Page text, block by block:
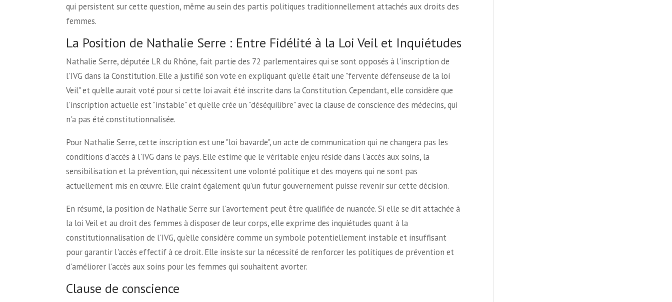
qui persistent sur cette question, même au sein des partis politiques traditionnellement attachés aux droits des
femmes.
La Position de Nathalie Serre : Entre Fidélité à la Loi Veil et Inquiétudes
Nathalie Serre, députée LR du Rhône, fait partie des 72 parlementaires qui se sont opposés à l'inscription de
l'IVG dans la Constitution. Elle a justifié son vote en expliquant qu'elle était une "fervente défenseuse de la loi
Veil" et qu'elle aurait voté pour si cette loi avait été inscrite dans la Constitution. Cependant, elle considère que
l'inscription actuelle est "instable" et qu'elle crée un "déséquilibre" avec la clause de conscience des médecins, qui
n'a pas été constitutionnalisée.
Pour Nathalie Serre, cette inscription est une "loi bavarde", un acte de communication qui ne changera pas les
conditions d'accès à l'IVG dans le pays. Elle estime que le véritable enjeu réside dans l'accès aux soins, la
sensibilisation et la prévention, qui nécessitent une volonté politique et des moyens qui ne sont pas
actuellement mis en œuvre. Elle craint également qu'un futur gouvernement puisse revenir sur cette décision.
En résumé, la position de Nathalie Serre sur l'avortement peut être qualifiée de nuancée. Si elle se dit attachée à
la loi Veil et au droit des femmes à disposer de leur corps, elle exprime des inquiétudes quant à la
constitutionnalisation de l'IVG, qu'elle considère comme un symbole potentiellement instable et insuffisant
pour garantir l'accès effectif à ce droit. Elle insiste sur la nécessité de renforcer les politiques de prévention et
d'améliorer l'accès aux soins pour les femmes qui souhaitent avorter.
Clause de conscience